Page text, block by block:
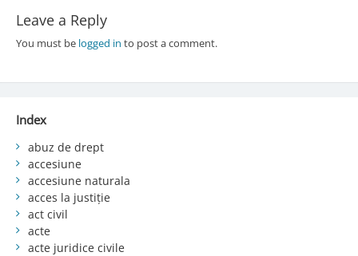
Leave a Reply
You must be logged in to post a comment.
Index
abuz de drept
accesiune
accesiune naturala
acces la justiție
act civil
acte
acte juridice civile